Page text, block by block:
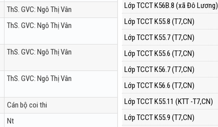
ThS. GVC: Ngô Thị Vân
ThS. GVC: Ngô Thị Vân
ThS. GVC: Ngô Thị Vân
ThS. GVC: Ngô Thị Vân
Cán bộ coi thi
Nt
Lớp TCCT K56B.8 (xã Đô Lương)
Lớp TCCT K55.8 (T7,CN)
Lớp TCCT K55.7 (T7,CN)
Lớp TCCT K55.6 (T7,CN)
Lớp TCCT K56.7 (T7,CN)
Lớp TCCT K56.6 (T7,CN)
Lớp TCCT K55.11 (KTT -T7,CN)
Lớp TCCT K55.9 (T7,CN)